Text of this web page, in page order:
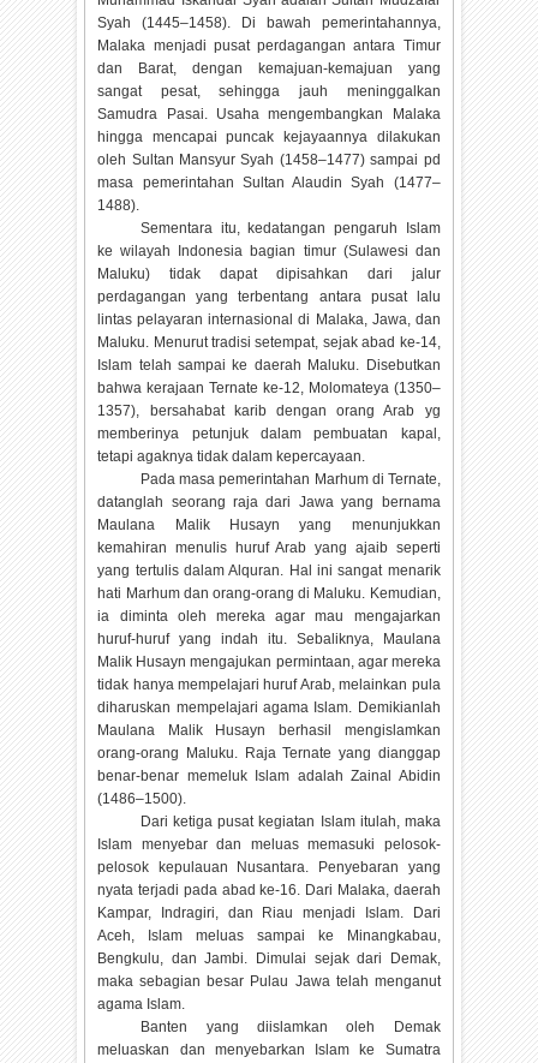
Syah (1445–1458). Di bawah pemerintahannya,
Malaka menjadi pusat perdagangan antara Timur
dan Barat, dengan kemajuan-kemajuan yang
sangat pesat, sehingga jauh meninggalkan
Samudra Pasai. Usaha mengembangkan Malaka
hingga mencapai puncak kejayaannya dilakukan
oleh Sultan Mansyur Syah (1458–1477) sampai pd
masa pemerintahan Sultan Alaudin Syah (1477–
1488).
Sementara itu, kedatangan pengaruh Islam
ke wilayah Indonesia bagian timur (Sulawesi dan
Maluku) tidak dapat dipisahkan dari jalur
perdagangan yang terbentang antara pusat lalu
lintas pelayaran internasional di Malaka, Jawa, dan
Maluku. Menurut tradisi setempat, sejak abad ke-14,
Islam telah sampai ke daerah Maluku. Disebutkan
bahwa kerajaan Ternate ke-12, Molomateya (1350–
1357), bersahabat karib dengan orang Arab yg
memberinya petunjuk dalam pembuatan kapal,
tetapi agaknya tidak dalam kepercayaan.
Pada masa pemerintahan Marhum di Ternate,
datanglah seorang raja dari Jawa yang bernama
Maulana Malik Husayn yang menunjukkan
kemahiran menulis huruf Arab yang ajaib seperti
yang tertulis dalam Alquran. Hal ini sangat menarik
hati Marhum dan orang-orang di Maluku. Kemudian,
ia diminta oleh mereka agar mau mengajarkan
huruf-huruf yang indah itu. Sebaliknya, Maulana
Malik Husayn mengajukan permintaan, agar mereka
tidak hanya mempelajari huruf Arab, melainkan pula
diharuskan mempelajari agama Islam. Demikianlah
Maulana Malik Husayn berhasil mengislamkan
orang-orang Maluku. Raja Ternate yang dianggap
benar-benar memeluk Islam adalah Zainal Abidin
(1486–1500).
Dari ketiga pusat kegiatan Islam itulah, maka
Islam menyebar dan meluas memasuki pelosok-
pelosok kepulauan Nusantara. Penyebaran yang
nyata terjadi pada abad ke-16. Dari Malaka, daerah
Kampar, Indragiri, dan Riau menjadi Islam. Dari
Aceh, Islam meluas sampai ke Minangkabau,
Bengkulu, dan Jambi. Dimulai sejak dari Demak,
maka sebagian besar Pulau Jawa telah menganut
agama Islam.
Banten yang diislamkan oleh Demak
meluaskan dan menyebarkan Islam ke Sumatra